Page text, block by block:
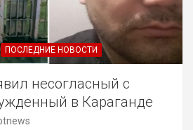
ПОСЛЕДНИЕ НОВОСТИ
несогласный с
в Караганде